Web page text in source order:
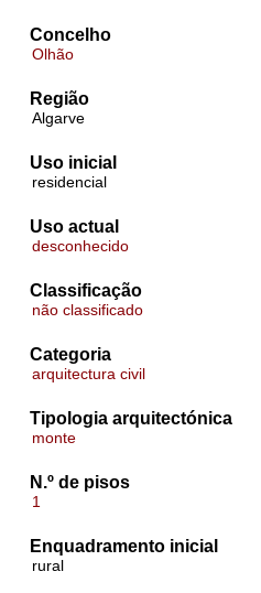
Concelho
Olhão
Região
Algarve
Uso inicial
residencial
Uso actual
desconhecido
Classificação
não classificado
Categoria
arquitectura civil
Tipologia arquitectónica
monte
N.º de pisos
1
Enquadramento inicial
rural